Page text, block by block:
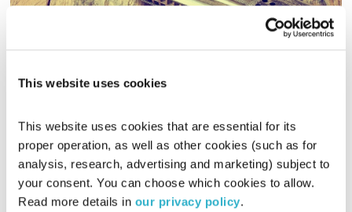
This website uses cookies
This website uses cookies that are essential for its
proper operation, as well as other cookies (such as for
analysis, research, advertising and marketing) subject to
your consent. You can choose which cookies to allow.
Read more details in our privacy policy.
סולמות בזמן
דני שוורץ
14.12.14
01:00:26
האבולוציה של המוזיקה והתודעה, עם דני שוורץ והפעם – . על